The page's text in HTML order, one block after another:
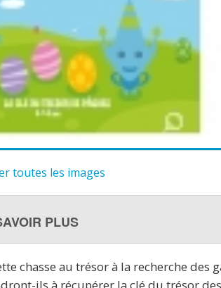
toutes les images
PLUS
chasse au trésor à la recherche